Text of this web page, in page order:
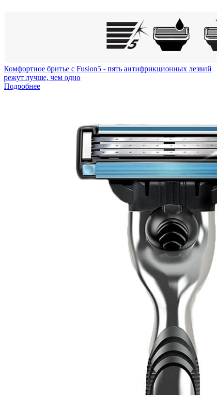
Комфортное бритье с Fusion5 - пять антифрикционных лезвий
режут лучше, чем одно
Подробнее